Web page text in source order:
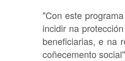
"Con este
incidir na
beneficiarias, e na
coñecemento